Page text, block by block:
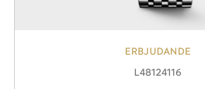
ERBJUDANDE
L48124116